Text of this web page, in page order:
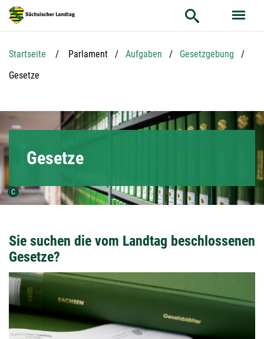
Hauptnavigation
Hauptinhalt
Service
Startseite Parlament Aufgaben
Gesetzgebung
Aktuelle Seite:
Gesetze
C Urheber der Grafik:
Gesetze
Sie suchen die vom Landtag beschlossenen
Gesetze?